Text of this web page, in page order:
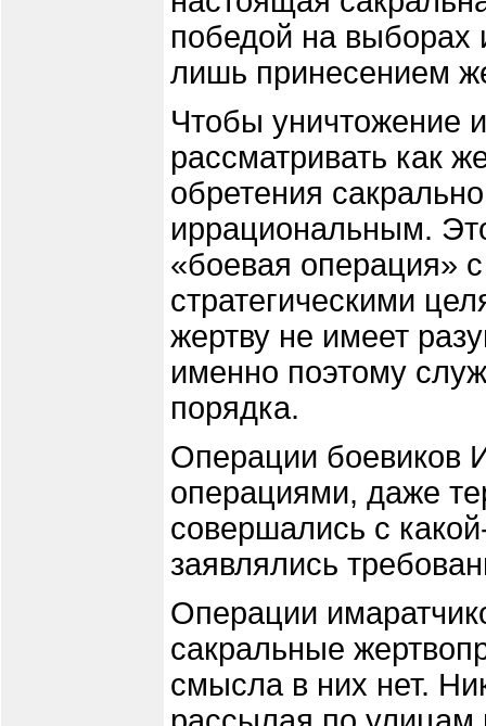
победой на выборах
лишь принесением
Чтобы уничтожение
рассматривать как
обретения
иррациональным.
«боевая операция»
стратегическими
жертву не имеет
именно поэтому
порядка.
Операции боевиков
операциями, даже
совершались с
заявлялись
Операции
сакральные
смысла в них нет.